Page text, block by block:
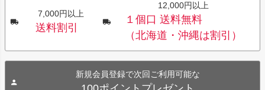
7,000円以上
送料割引
12,000円以上
１個口 送料無料
（北海道・沖縄は割引）
新規会員登録で次回ご利用可能な